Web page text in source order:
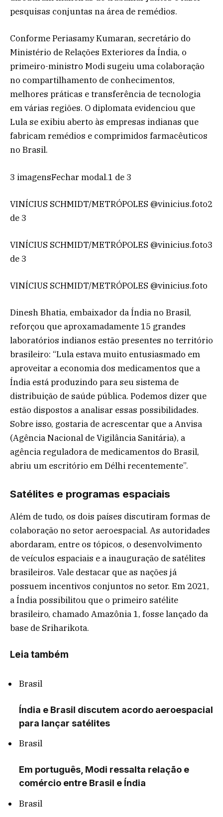
pesquisas conjuntas na área de remédios.
Conforme Periasamy Kumaran, secretário do
Ministério de Relações Exteriores da Índia, o
primeiro-ministro Modi sugeiu uma colaboração
no compartilhamento de conhecimentos,
melhores práticas e transferência de tecnologia
em várias regiões. O diplomata evidenciou que
Lula se exibiu aberto às empresas indianas que
fabricam remédios e comprimidos farmacêuticos
no Brasil.
3 imagensFechar modal.1 de 3
VINÍCIUS SCHMIDT/METRÓPOLES @vinicius.foto2
de 3
VINÍCIUS SCHMIDT/METRÓPOLES @vinicius.foto3
de 3
VINÍCIUS SCHMIDT/METRÓPOLES @vinicius.foto
Dinesh Bhatia, embaixador da Índia no Brasil,
reforçou que aproxamadamente 15 grandes
laboratórios indianos estão presentes no território
brasileiro: “Lula estava muito entusiasmado em
aproveitar a economia dos medicamentos que a
Índia está produzindo para seu sistema de
distribuição de saúde pública. Podemos dizer que
estão dispostos a analisar essas possibilidades.
Sobre isso, gostaria de acrescentar que a Anvisa
(Agência Nacional de Vigilância Sanitária), a
agência reguladora de medicamentos do Brasil,
abriu um escritório em Délhi recentemente”.
Satélites e programas espaciais
Além de tudo, os dois países discutiram formas de
colaboração no setor aeroespacial. As autoridades
abordaram, entre os tópicos, o desenvolvimento
de veículos espaciais e a inauguração de satélites
brasileiros. Vale destacar que as nações já
possuem incentivos conjuntos no setor. Em 2021,
a Índia possibilitou que o primeiro satélite
brasileiro, chamado Amazônia 1, fosse lançado da
base de Sriharikota.
Leia também
Brasil
Índia e Brasil discutem acordo aeroespacial
para lançar satélites
Brasil
Em português, Modi ressalta relação e
comércio entre Brasil e Índia
Brasil